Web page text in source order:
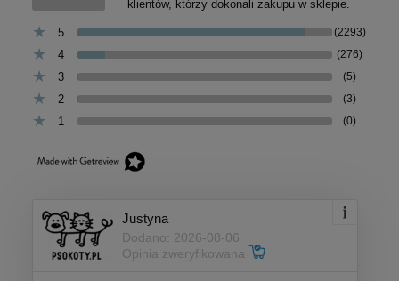
klientów, którzy dokonali zakupu w sklepie.
5 (2293)
4 (276)
3 (5)
2 (3)
1 (0)
Justyna
Dodano: 2026-08-06
Opinia zweryfikowana